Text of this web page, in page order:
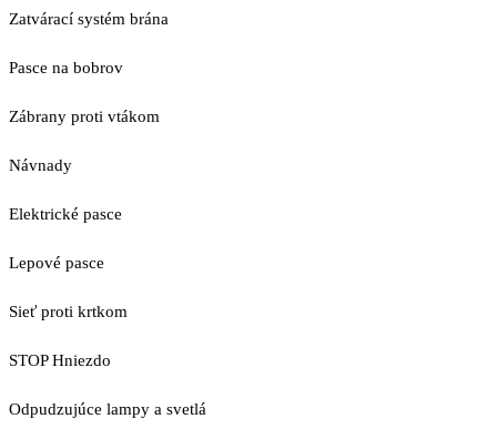
Zatvárací systém brána
Pasce na bobrov
Zábrany proti vtákom
Návnady
Elektrické pasce
Lepové pasce
Sieť proti krtkom
STOP Hniezdo
Odpudzujúce lampy a svetlá